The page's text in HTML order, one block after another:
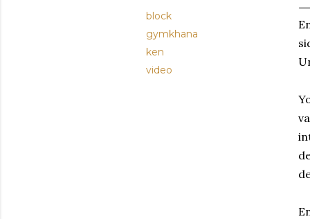
block
gymkhana
ken
video